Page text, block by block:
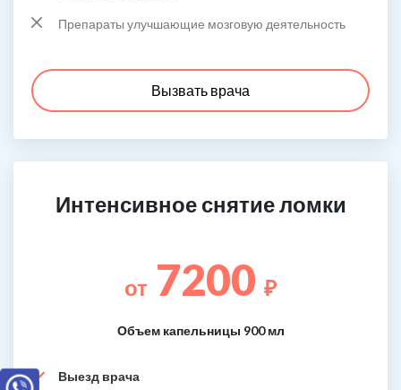
Препараты улучшающие мозговую деятельность
Вызвать врача
Интенсивное снятие ломки
от 7200 ₽
Объем капельницы 900 мл
Выезд врача